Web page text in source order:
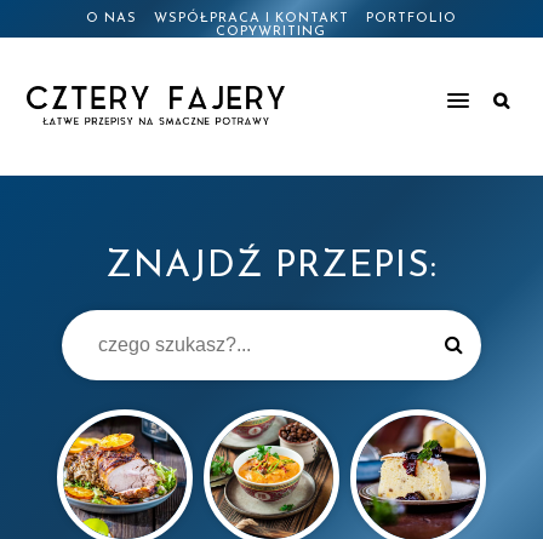
O NAS WSPÓŁPRACA I KONTAKT
PORTFOLIO
COPYWRITING
ZNAJDŹ PRZEPIS: